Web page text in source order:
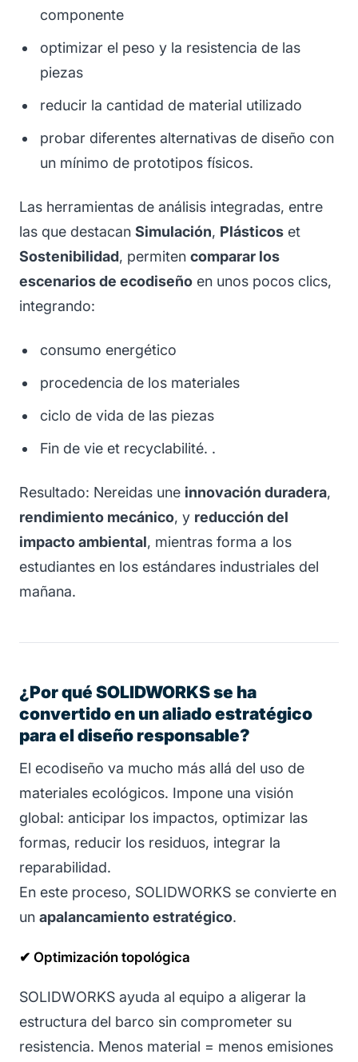
componente
optimizar el peso y la resistencia de las
piezas
reducir la cantidad de material utilizado
probar diferentes alternativas de diseño con
un mínimo de prototipos físicos.
Las herramientas de análisis integradas, entre
las que destacan Simulación, Plásticos et
Sostenibilidad, permiten comparar los
escenarios de ecodiseño en unos pocos clics,
integrando:
consumo energético
procedencia de los materiales
ciclo de vida de las piezas
Fin de vie et recyclabilité. .
Resultado: Nereidas une innovación duradera,
rendimiento mecánico, y reducción del
impacto ambiental, mientras forma a los
estudiantes en los estándares industriales del
mañana.
¿Por qué SOLIDWORKS se ha
convertido en un aliado estratégico
para el diseño responsable?
El ecodiseño va mucho más allá del uso de
materiales ecológicos. Impone una visión
global: anticipar los impactos, optimizar las
formas, reducir los residuos, integrar la
reparabilidad.
En este proceso, SOLIDWORKS se convierte en
un apalancamiento estratégico.
✔ Optimización topológica
SOLIDWORKS ayuda al equipo a aligerar la
estructura del barco sin comprometer su
resistencia. Menos material = menos emisiones